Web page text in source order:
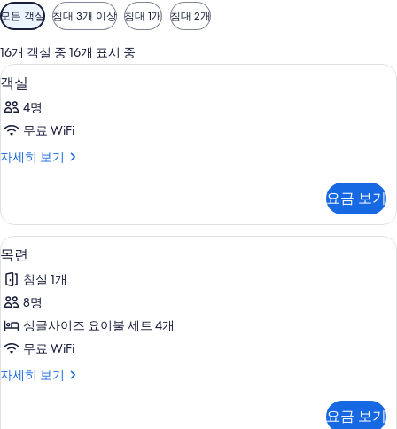
객
실
에
사
용
가
능
필
모든 객실 침대 3개 이상 침대 1개 침대 2개
16개 객실 중 16개 표시 중
객
실
사
모
보
기
욕실 | 샤워 시설, 헤어드라이어, 타월,
4
객실
4명
무료 WiFi
자세히 보기
객
히
보
기
요금 보기
목
련
사
진
모
보
5
목련
침실 1개
8명
싱글사이즈 요이불 세트 4개
무료 WiFi
자세히 보기
목
요금 보기